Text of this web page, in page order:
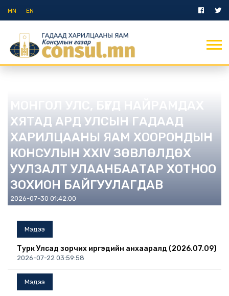
MN EN
МОНГОЛ УЛС, БҮГД НАЙРАМДАХ
ХЯТАД АРД УЛСЫН ГАДААД
ХАРИЛЦААНЫ ЯАМ ХООРОНДЫН
КОНСУЛЫН XXIV ЗӨВЛӨЛДӨХ
УУЛЗАЛТ УЛААНБААТАР ХОТНОО
ЗОХИОН БАЙГУУЛАГДАВ
2026-07-30 01:42:00
Мэдээ
Турк Улсад зорчих иргэдийн анхааралд (2026.07.09)
2026-07-22 03:59:58
Мэдээ